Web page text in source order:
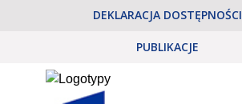
DEKLARACJA DOSTĘPNOŚCI
PUBLIKACJE